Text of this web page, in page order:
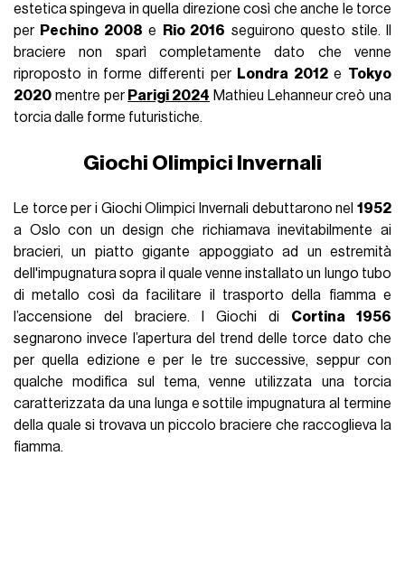
estetica spingeva in quella direzione così che anche le torce
per Pechino 2008 e Rio 2016 seguirono questo stile. Il
braciere non sparì completamente dato che venne
riproposto in forme differenti per Londra 2012e Tokyo
2020 mentre per Parigi 2024 Mathieu Lehanneur creò una
torcia dalle forme futuristiche.
Giochi Olimpici Invernali
Le torce per i Giochi Olimpici Invernali debuttarono nel 1952
a Oslo con un design che richiamava inevitabilmente ai
bracieri, un piatto gigante appoggiato ad un estremità
dell'impugnatura sopra il quale venne installato un lungo tubo
di metallo così da facilitare il trasporto della fiamma e
l’accensione del braciere. I Giochi di Cortina 1956
segnarono invece l’apertura del trend delle torce dato che
per quella edizione e per le tre successive, seppur con
qualche modifica sul tema, venne utilizzata una torcia
caratterizzata da una lunga e sottile impugnatura al termine
della quale si trovava un piccolo braciere che raccoglieva la
fiamma.